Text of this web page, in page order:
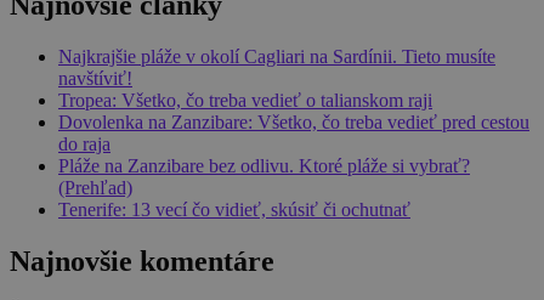
Najkrajšie pláže v okolí Cagliari na Sardínii. Tieto musíte
navštíviť!
Tropea: Všetko, čo treba vedieť o talianskom raji
Dovolenka na Zanzibare: Všetko, čo treba vedieť pred cestou
do raja
Pláže na Zanzibare bez odlivu. Ktoré pláže si vybrať?
(Prehľad)
Tenerife: 13 vecí čo vidieť, skúsiť či ochutnať
Najnovšie komentáre